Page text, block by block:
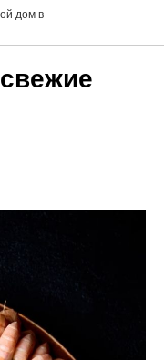
дом в